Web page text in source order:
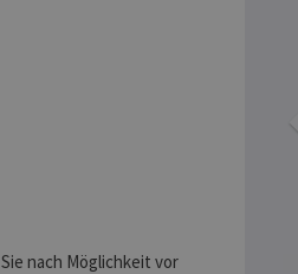
nach Möglichkeit vor